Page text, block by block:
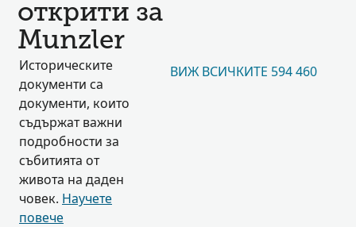
открити за
Munzler
Историческите
документи са
документи, които
съдържат важни
подробности за
събитията от
живота на даден
човек. Научете
повече
ВИЖ ВСИЧКИТЕ 594 460